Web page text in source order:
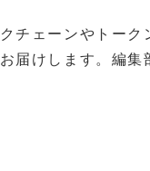
チェーンやトーク
届けします。編集